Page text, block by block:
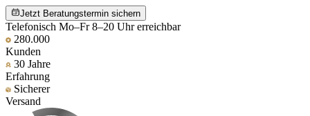
Jetzt Beratungstermin sichern
Telefonisch Mo–Fr 8–20 Uhr erreichbar
280.000
Kunden
30 Jahre
Erfahrung
Sicherer
Versand